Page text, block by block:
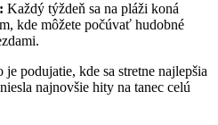
Každý týždeň sa na pláži koná
kde môžete počúvať hudobné
je podujatie, kde sa stretne najlepšia
najnovšie hity na tanec celú